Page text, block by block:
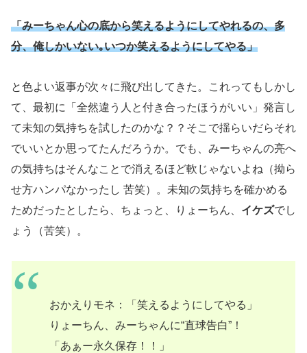
「みーちゃん心の底から笑えるようにしてやれるの、多
分、俺しかいない｡いつか笑えるようにしてやる」
と色よい返事が次々に飛び出してきた。これってもしかし
て、最初に「全然違う人と付き合ったほうがいい」発言し
て未知の気持ちを試したのかな？？そこで揺らいだらそれ
でいいとか思ってたんだろうか。でも、みーちゃんの亮へ
の気持ちはそんなことで消えるほど軟じゃないよね（拗ら
せ方ハンパなかったし 苦笑）。未知の気持ちを確かめる
ためだったとしたら、ちょっと、りょーちん、 イケズでし
ょう（苦笑）。
おかえりモネ：「笑えるようにしてやる」
りょーちん、みーちゃんに“直球告白”！
「あぁー永久保存！！」